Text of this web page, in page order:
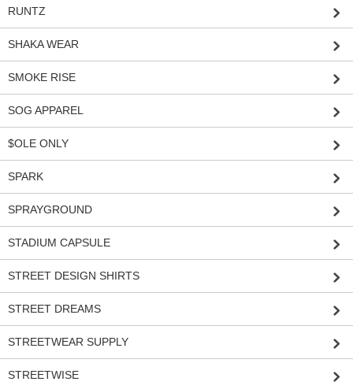
RUNTZ
SHAKA WEAR
SMOKE RISE
SOG APPAREL
$OLE ONLY
SPARK
SPRAYGROUND
STADIUM CAPSULE
STREET DESIGN SHIRTS
STREET DREAMS
STREETWEAR SUPPLY
STREETWISE